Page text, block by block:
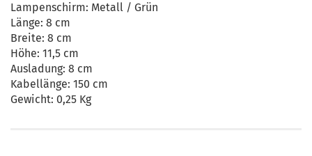
Lampenschirm: Metall / Grün
Länge: 8 cm
Breite: 8 cm
Höhe: 11,5 cm
Ausladung: 8 cm
Kabellänge: 150 cm
Gewicht: 0,25 Kg